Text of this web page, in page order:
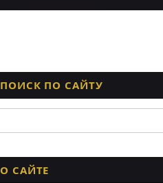
ПОИСК ПО САЙТУ
О САЙТЕ